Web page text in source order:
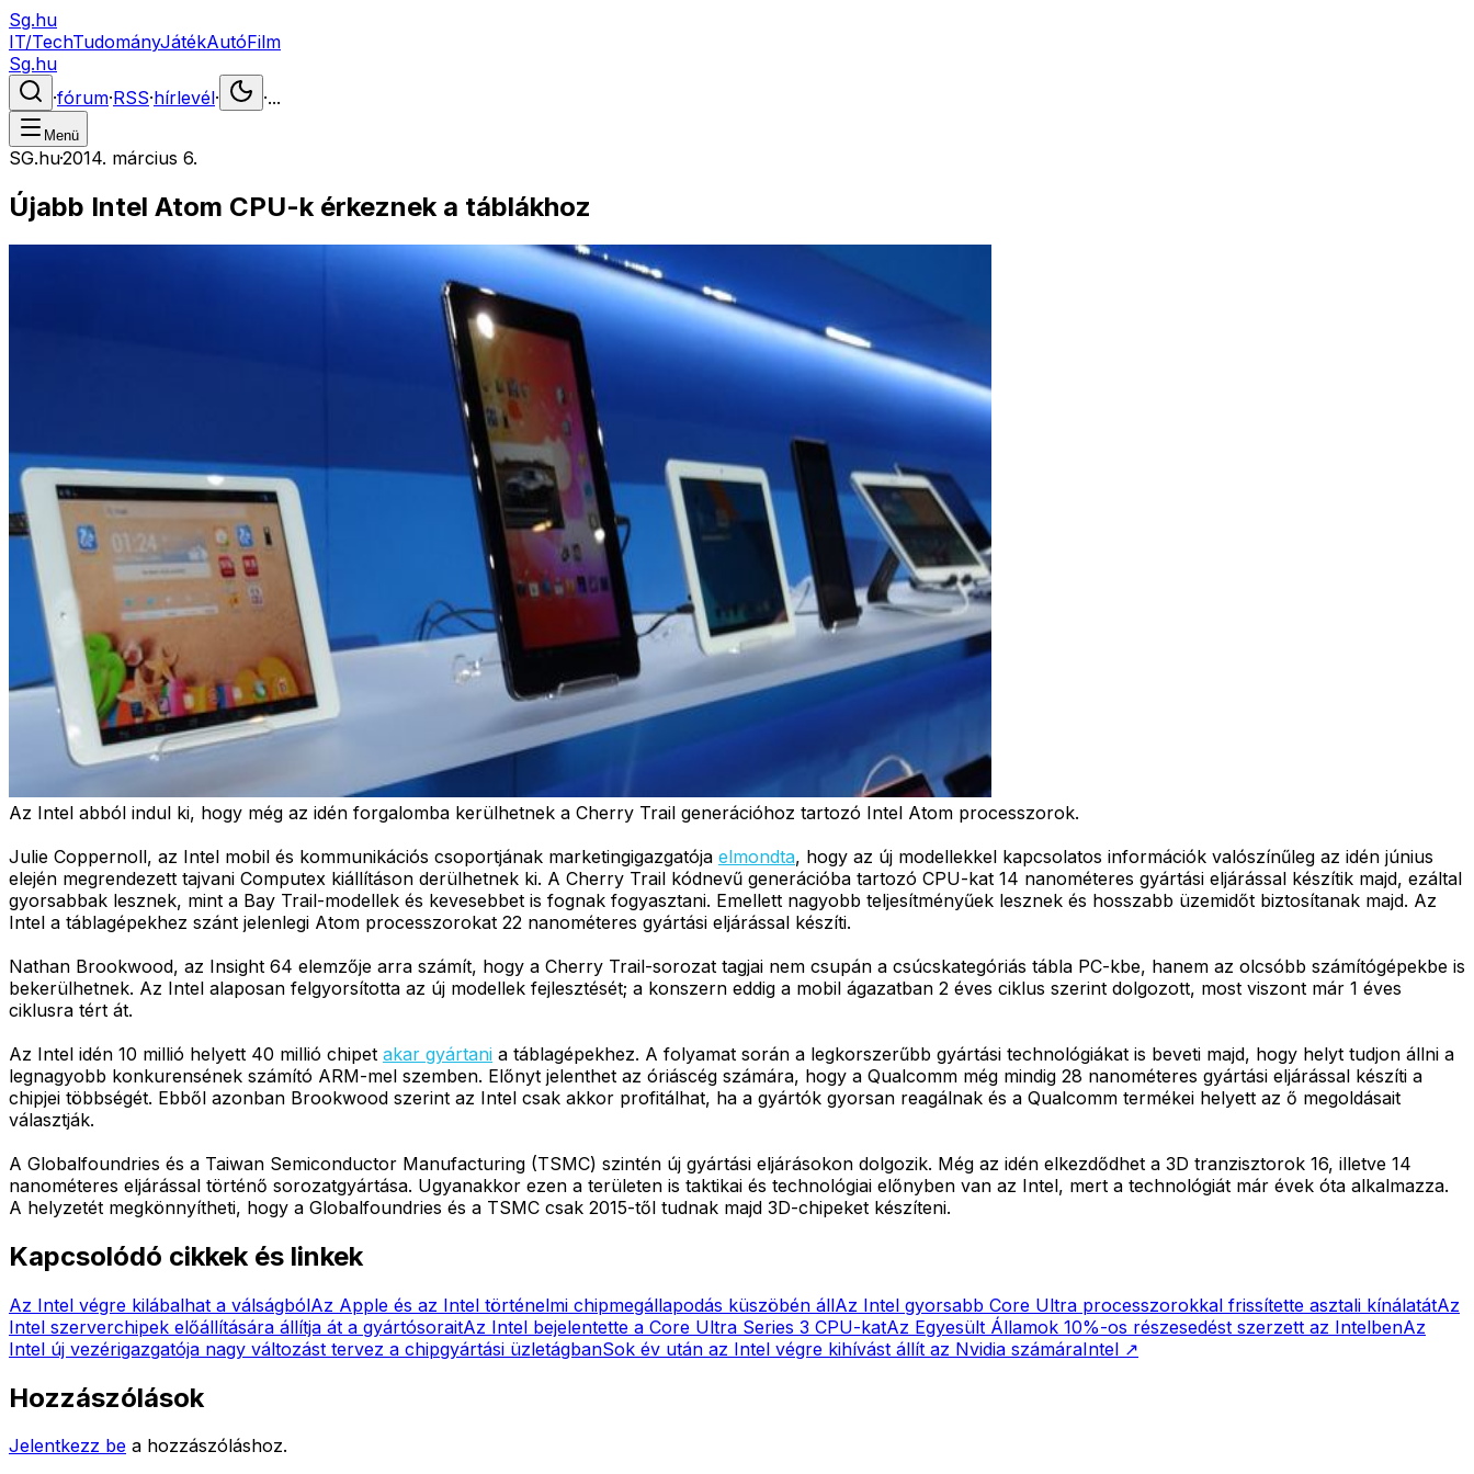
Sg.hu
IT/TechTudományJátékAutóFilm
Sg.hu
·fórum·RSS·hírlevél· ·...
Menü
SG.hu·2014. március 6.
Újabb Intel Atom CPU-k érkeznek a táblákhoz
Az Intel abból indul ki, hogy még az idén forgalomba kerülhetnek a Cherry Trail generációhoz tartozó Intel Atom processzorok.
Julie Coppernoll, az Intel mobil és kommunikációs csoportjának marketingigazgatója elmondta, hogy az új modellekkel kapcsolatos információk valószínűleg az idén június
elején megrendezett tajvani Computex kiállításon derülhetnek ki. A Cherry Trail kódnevű generációba tartozó CPU-kat 14 nanométeres gyártási eljárással készítik majd, ezáltal
gyorsabbak lesznek, mint a Bay Trail-modellek és kevesebbet is fognak fogyasztani. Emellett nagyobb teljesítményűek lesznek és hosszabb üzemidőt biztosítanak majd. Az
Intel a táblagépekhez szánt jelenlegi Atom processzorokat 22 nanométeres gyártási eljárással készíti.
Nathan Brookwood, az Insight 64 elemzője arra számít, hogy a Cherry Trail-sorozat tagjai nem csupán a csúcskategóriás tábla PC-kbe, hanem az olcsóbb számítógépekbe is
bekerülhetnek. Az Intel alaposan felgyorsította az új modellek fejlesztését; a konszern eddig a mobil ágazatban 2 éves ciklus szerint dolgozott, most viszont már 1 éves
ciklusra tért át.
Az Intel idén 10 millió helyett 40 millió chipet akar gyártani a táblagépekhez. A folyamat során a legkorszerűbb gyártási technológiákat is beveti majd, hogy helyt tudjon állni a
legnagyobb konkurensének számító ARM-mel szemben. Előnyt jelenthet az óriáscég számára, hogy a Qualcomm még mindig 28 nanométeres gyártási eljárással készíti a
chipjei többségét. Ebből azonban Brookwood szerint az Intel csak akkor profitálhat, ha a gyártók gyorsan reagálnak és a Qualcomm termékei helyett az ő megoldásait
választják.
A Globalfoundries és a Taiwan Semiconductor Manufacturing (TSMC) szintén új gyártási eljárásokon dolgozik. Még az idén elkezdődhet a 3D tranzisztorok 16, illetve 14
nanométeres eljárással történő sorozatgyártása. Ugyanakkor ezen a területen is taktikai és technológiai előnyben van az Intel, mert a technológiát már évek óta alkalmazza.
A helyzetét megkönnyítheti, hogy a Globalfoundries és a TSMC csak 2015-től tudnak majd 3D-chipeket készíteni.
Kapcsolódó cikkek és linkek
Az Intel végre kilábalhat a válságbólAz Apple és az Intel történelmi chipmegállapodás küszöbén állAz Intel gyorsabb Core Ultra processzorokkal frissítette asztali kínálatátAz
Intel szerverchipek előállítására állítja át a gyártósoraitAz Intel bejelentette a Core Ultra Series 3 CPU-katAz Egyesült Államok 10%-os részesedést szerzett az IntelbenAz
Intel új vezérigazgatója nagy változást tervez a chipgyártási üzletágbanSok év után az Intel végre kihívást állít az Nvidia számáraIntel ↗
Hozzászólások
Jelentkezz be a hozzászóláshoz.